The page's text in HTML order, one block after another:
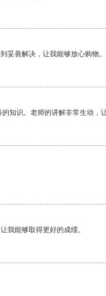
妥善解决，让我能够放心购物。
知识。老师的讲解非常生动，
我能够取得更好的成绩。